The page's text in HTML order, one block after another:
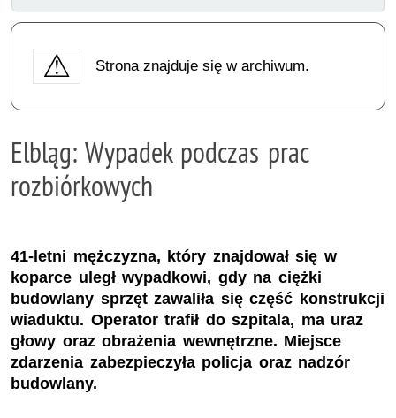
Strona znajduje się w archiwum.
Elbląg: Wypadek podczas prac
rozbiórkowych
41-letni mężczyzna, który znajdował się w
koparce uległ wypadkowi, gdy na ciężki
budowlany sprzęt zawaliła się część konstrukcji
wiaduktu. Operator trafił do szpitala, ma uraz
głowy oraz obrażenia wewnętrzne. Miejsce
zdarzenia zabezpieczyła policja oraz nadzór
budowlany.